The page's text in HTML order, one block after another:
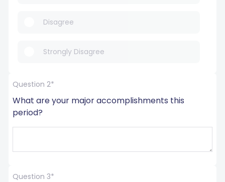
Disagree
Strongly Disagree
Question 2*
What are your major accomplishments this
period?
Question 3*